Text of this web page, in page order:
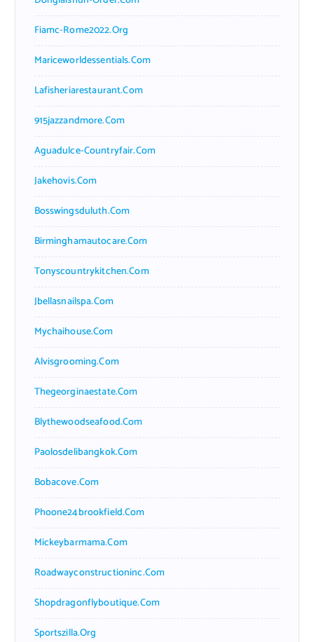
Fiamc-Rome2022.org
Mariceworldessentials.com
Lafisheriarestaurant.com
915jazzandmore.com
Aguadulce-Countryfair.com
Jakehovis.com
Bosswingsduluth.com
Birminghamautocare.com
Tonyscountrykitchen.com
Jbellasnailspa.com
Mychaihouse.com
Alvisgrooming.com
Thegeorginaestate.com
Blythewoodseafood.com
Paolosdelibangkok.com
Bobacove.com
Phoone24brookfield.com
Mickeybarmama.com
Roadwayconstructioninc.com
Shopdragonflyboutique.com
Sportszilla.org